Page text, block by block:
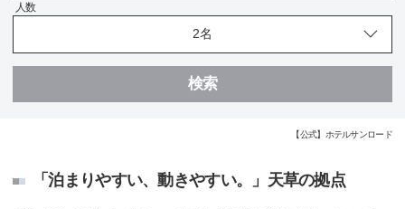
人数
検索
【公式】ホテルサンロード
「泊まりやすい、動きやすい。」天草の拠点